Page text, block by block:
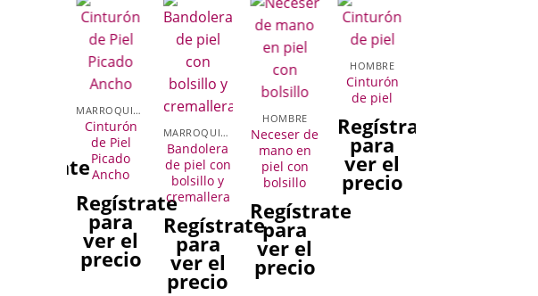
MARROQUINERÍA
Cinturón
de Piel
Picado
Ancho
Regístrate
para
ver el
precio
MARROQUINERÍA
Bandolera
de piel con
bolsillo y
cremallera
Regístrate
para
ver el
precio
HOMBRE
Neceser de
mano en
piel con
bolsillo
Regístrate
para
ver el
precio
HOMBRE
Cinturón
de piel
Regístrate
para
ver el
precio
Regístrate